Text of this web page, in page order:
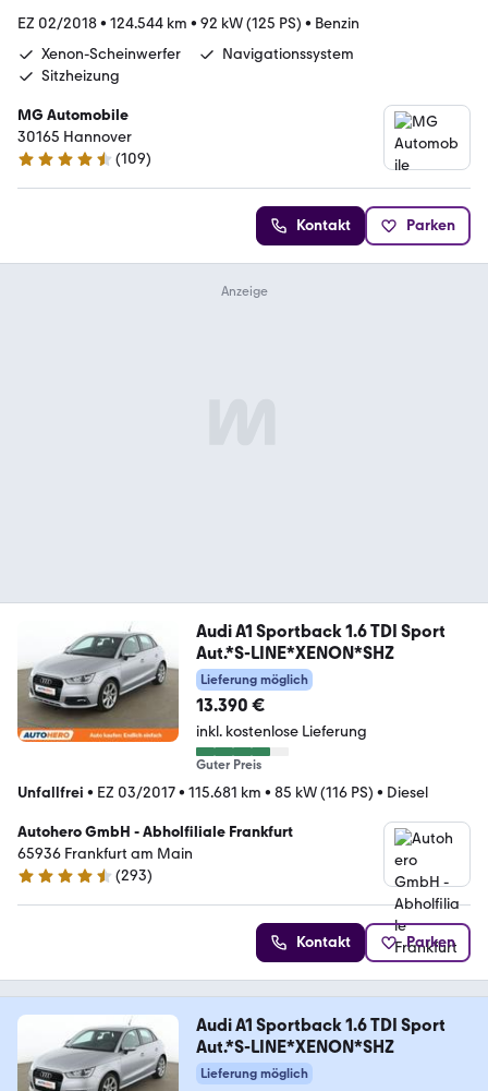
EZ 02/2018• 124.544 km • 92 kW (125 PS) • Benzin
Xenon-Scheinwerfer
Navigationssystem
Sitzheizung
MG Automobile
30165 Hannover
4.4 Sterne
(109)
Kontakt Parken
Audi A1 Sportback 1.6 TDI Sport
Aut.*S-LINE*XENON*SHZ
Lieferung möglich
13.390 €
inkl. kostenlose Lieferung
Guter Preis
Unfallfrei • EZ 03/2017• 115.681 km • 85 kW (116 PS) • Diesel
Autohero GmbH - Abholfiliale Frankfurt
65936 Frankfurt am Main
4.6 Sterne
(293)
Kontakt Parken
Audi A1 Sportback 1.6 TDI Sport
Aut.*S-LINE*XENON*SHZ
Lieferung möglich